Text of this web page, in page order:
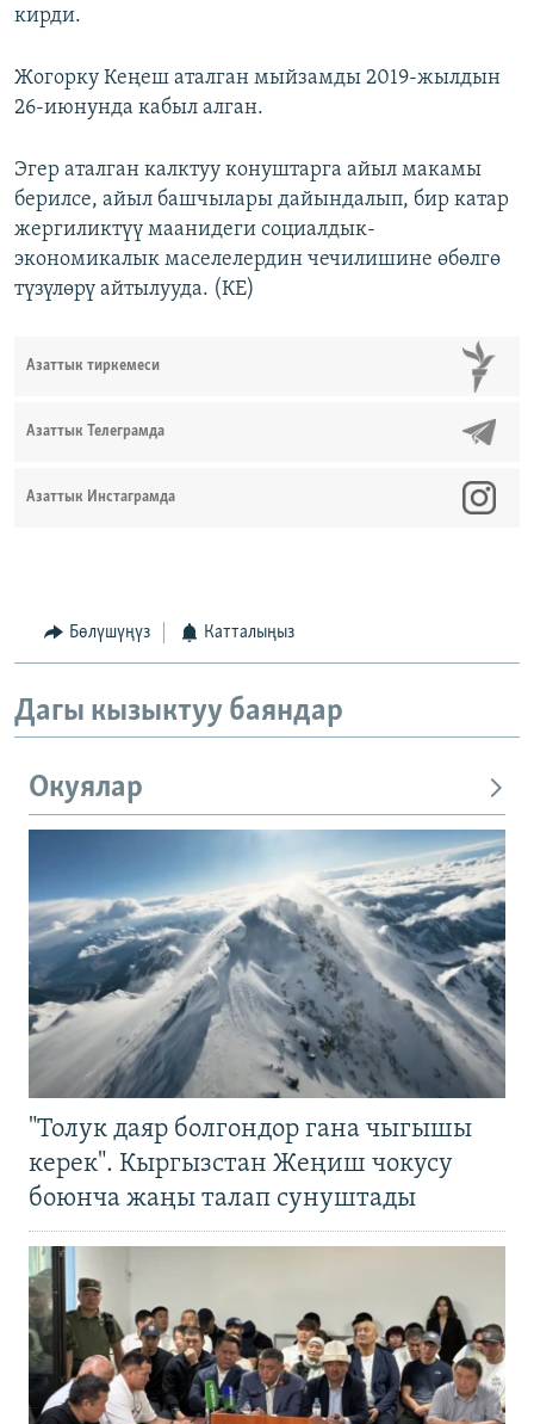
кирди.
Жогорку Кеңеш аталган мыйзамды 2019-жылдын
26-июнунда кабыл алган.
Эгер аталган калктуу конуштарга айыл макамы
берилсе, айыл башчылары дайындалып, бир катар
жергиликтүү маанидеги социалдык-
экономикалык маселелердин чечилишине өбөлгө
түзүлөрү айтылууда. (КЕ)
Азаттык тиркемеси
Азаттык Телеграмда
Азаттык Инстаграмда
Бөлүшүңүз Катталыңыз
Дагы кызыктуу баяндар
Окуялар
"Толук даяр болгондор гана чыгышы
керек". Кыргызстан Жеңиш чокусу
боюнча жаңы талап сунуштады